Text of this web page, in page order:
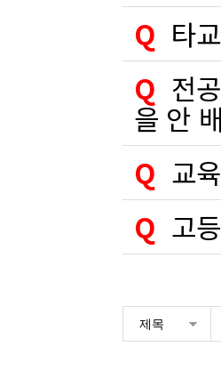
Q 타
Q 전
을 안
Q 교
Q 고